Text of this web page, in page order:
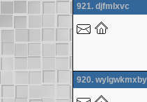
921. djfmlxvc
920. wylgwkmxby